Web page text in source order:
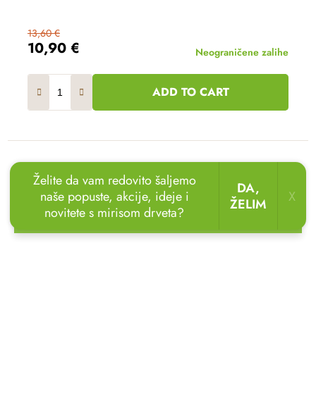
Uživajte u odmoru u vrtu!Drvene ležaljke
sada uz popust
10,90 €
13,60 €
Neograničene zalihe
ADD TO CART
Akcija –20 %
Želite da vam redovito šaljemo
naše popuste, akcije, ideje i
novitete s mirisom drveta?
DA,
ŽELIM
X